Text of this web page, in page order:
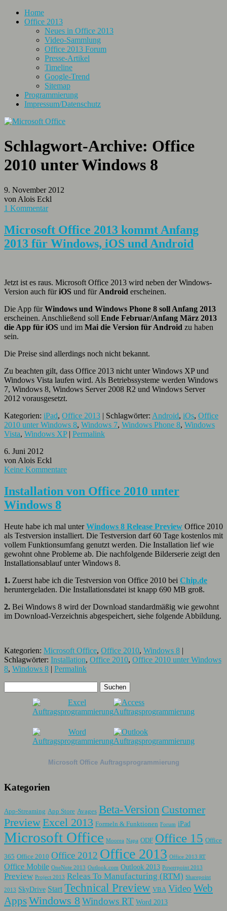
Home
Office 2013
Neues in Office 2013
Video-Sammlung
Office 2013 Forum
Presse-Artikel
Timeline
Google-Trend
Sitemap
Programmierung
Impressum/Datenschutz
Schlagwort-Archive: Office
2010 unter Windows 8
9. November 2012
von Alois Eckl
1 Kommentar
Microsoft Office 2013 kommt Anfang
2013 für Windows, iOS und Android
Jetzt ist es raus. Microsoft Office 2013 wird neben der Windows-
Version auch füriOS und für Android erscheinen.
Die App fürWindows und Windows Phone 8 soll Anfang 2013
erscheinen. Anschließend soll Ende Februar/Anfang März 2013
die App für iOS und im Mai die Version für Android zu haben
sein.
Die Preise sind allerdings noch nicht bekannt.
Zu beachten gilt, dass Office 2013 nicht unter Windows XP und
Windows Vista laufen wird. Als Betriebssysteme werden Windows
7, Windows 8, Windows Server 2008 R2 und Windows Server
2012 vorausgesetzt.
Kategorien: iPad, Office 2013 | Schlagwörter: Android, iOs, Office
2010 unter Windows 8, Windows 7, Windows Phone 8, Windows
Vista, Windows XP| Permalink
6. Juni 2012
von Alois Eckl
Keine Kommentare
Installation von Office 2010 unter
Windows 8
Heute habe ich mal unter Windows 8 Release Preview Office 2010
als Testversion installiert. Die Testversion darf 60 Tage kostenlos mit
vollem Funktionsumfang genutzt werden. Die Installation lief wie
gewohnt ohne Probleme ab. Die nachfolgende Bilderserie zeigt den
Installationsablauf unter Windows 8.
1. Zuerst habe ich die Testversion von Office 2010 bei Chip.de
heruntergeladen. Die Installationsdatei ist knapp 690 MB groß.
2. Bei Windows 8 wird der Download standardmäßig wie gewohnt
im Download-Verzeichnis abgespeichert, siehe folgende Abbildung.
Kategorien: Microsoft Office, Office 2010, Windows 8 |
Schlagwörter: Installation, Office 2010, Office 2010 unter Windows
8, Windows 8 | Permalink
Microsoft Office Auftragsprogrammierung
Kategorien
App-Streaming App Store Avages Beta-Version Customer
PreviewExcel 2013 Formeln & Funktionen Forum iPad
Microsoft Office Moorea Napa ODF Office 15 Office
365 Office 2010 Office 2012 Office 2013 Office 2013 RT
Office Mobile OneNote 2013 Outlook.com Outlook 2013 Powerpoint 2013
Preview Project 2013 Releas To Manufacturing (RTM) Sharepoint
2013 SkyDrive Start Technical Preview VBA Video Web
AppsWindows 8 Windows RT Word 2013